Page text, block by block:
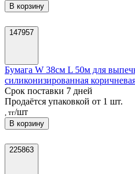
В корзину
147957
Бумага W 38см L 50м для
силиконизированная
Срок поставки 7 дней
Продаётся упаковкой от 1 шт.
, тг/шт
В корзину
225863